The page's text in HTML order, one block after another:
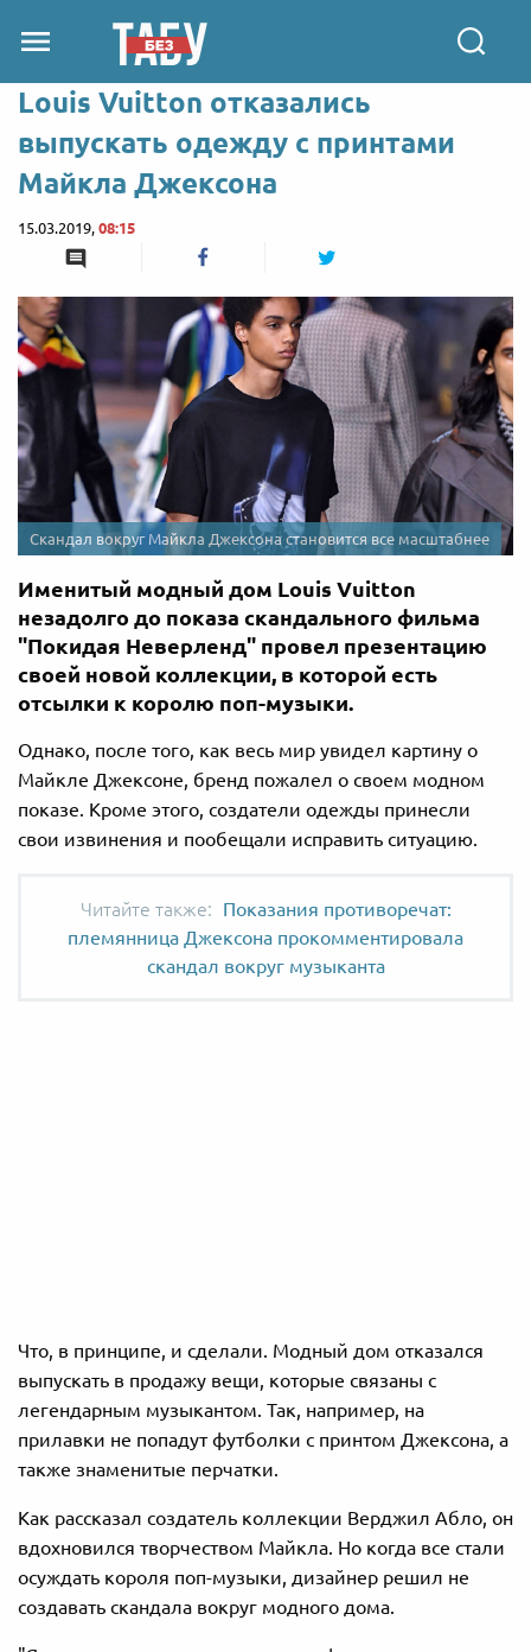
Louis Vuitton отказались
выпускать одежду с принтами
Майкла Джексона
15.03.2019, 08:15
Скандал вокруг Майкла Джексона становится все масштабнее
Именитый модный дом Louis Vuitton
незадолго до показа скандального фильма
"Покидая Неверленд" провел презентацию
своей новой коллекции, в которой есть
отсылки к королю поп-музыки.
Однако, после того, как весь мир увидел картину о
Майкле Джексоне, бренд пожалел о своем модном
показе. Кроме этого, создатели одежды принесли
свои извинения и пообещали исправить ситуацию.
Показания противоречат:
племянница Джексона прокомментировала
скандал вокруг музыканта
Что, в принципе, и сделали. Модный дом отказался
выпускать в продажу вещи, которые связаны с
легендарным музыкантом. Так, например, на
прилавки не попадут футболки с принтом Джексона, а
также знаменитые перчатки.
Как рассказал создатель коллекции Верджил Абло, он
вдохновился творчеством Майкла. Но когда все стали
осуждать короля поп-музыки, дизайнер решил не
создавать скандала вокруг модного дома.